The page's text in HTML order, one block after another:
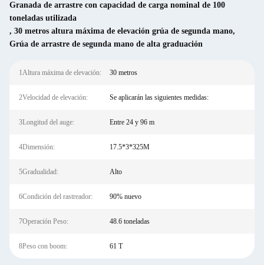
Granada de arrastre con capacidad de carga nominal de 100
toneladas utilizada
, 30 metros altura máxima de elevación grúa de segunda mano,
Grúa de arrastre de segunda mano de alta graduación
1Altura máxima de elevación: 30 metros
2Velocidad de elevación: Se aplicarán las siguientes medidas:
3Longitud del auge: Entre 24 y 96 m
4Dimensión: 17.5*3*325M
5Gradualidad: Alto
6Condición del rastreador: 90% nuevo
7Operación Peso: 48.6 toneladas
8Peso con boom: 61 T